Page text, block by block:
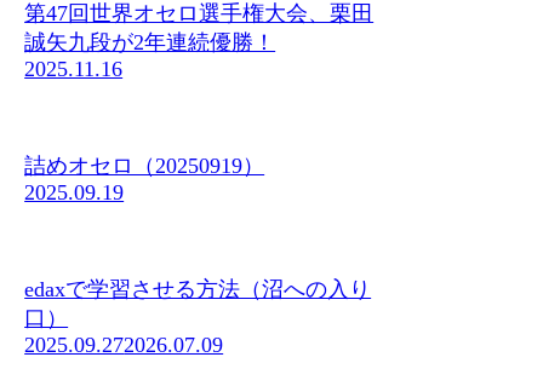
第47回世界オセロ選手権大会、栗田
誠矢九段が2年連続優勝！
2025.11.16
詰めオセロ（20250919）
2025.09.19
edaxで学習させる方法（沼への入り
口）
2025.09.272026.07.09